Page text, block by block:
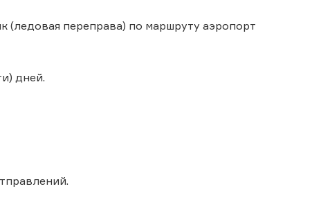
(ледовая переправа) по маршруту аэропорт
дней.